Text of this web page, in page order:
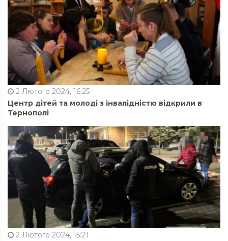
2 Лютого 2024, 16:25
Центр дітей та молоді з інвалідністю відкрили в
Тернополі
2 Лютого 2024, 15:21